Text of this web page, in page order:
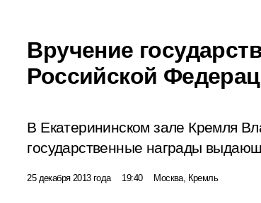
Вручение
Российской
В Екатерининском зале Кремля
государственные награды
25 декабря 2013 года 19:40 Москва, Кремль